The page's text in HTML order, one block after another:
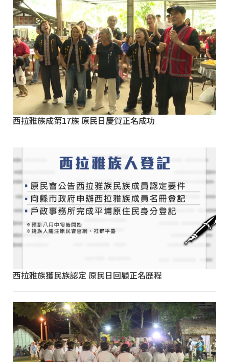
西拉雅族成第17族 原民日慶賀正名成功
西拉雅族獲民族認定 原民日回顧正名歷程